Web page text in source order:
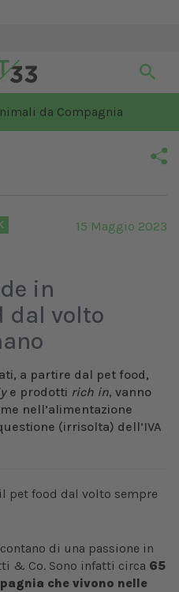
da Compagnia
15 Maggio 2023
in
dal volto
a partire dal pet food,
e prodotti rich in, vanno
nell’alimentazione
(irrisolta) dell’IVA
di una passione in
& Co. Sono infatti circa 65
che vivono nelle